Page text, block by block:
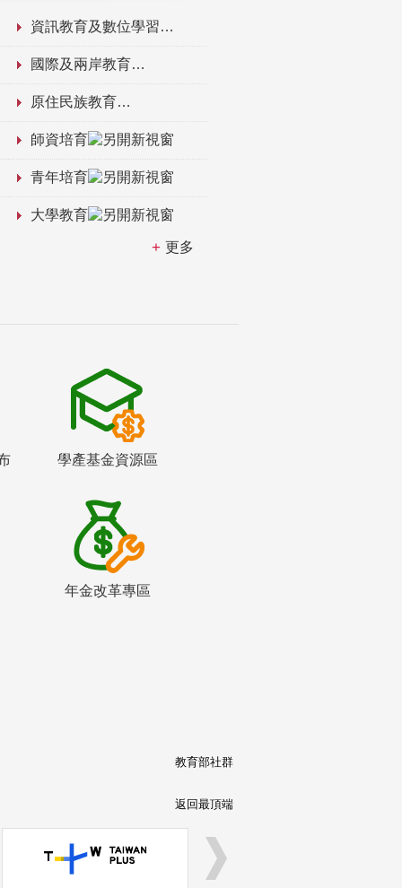
資訊教育及數位學習
國際及兩岸教育
原住民族教育
師資培育
青年培育
大學教育
更多
學產基金資源區
年金改革專區
教育部社群
返回最頂端